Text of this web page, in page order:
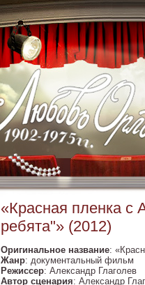
«Красная пленка
ребята"» (2012)
Оригинальное название:
Жанр: документальный фильм
Режиссер: Александр Глаголев
Автор сценария: Александр